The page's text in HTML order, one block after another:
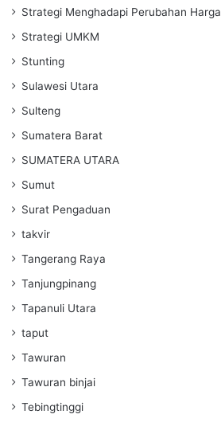
Strategi Menghadapi Perubahan Harga
Strategi UMKM
Stunting
Sulawesi Utara
Sulteng
Sumatera Barat
SUMATERA UTARA
Sumut
Surat Pengaduan
takvir
Tangerang Raya
Tanjungpinang
Tapanuli Utara
taput
Tawuran
Tawuran binjai
Tebingtinggi